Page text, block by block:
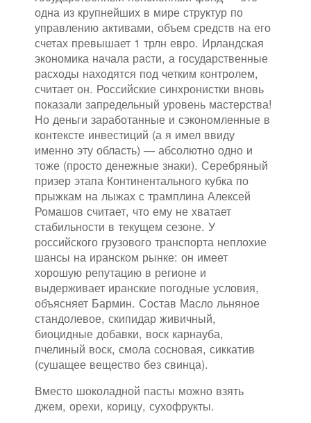
одна из крупнейших в мире структур по
управлению активами, объем средств на его
счетах превышает 1 трлн евро. Ирландская
экономика начала расти, а государственные
расходы находятся под четким контролем,
считает он. Российские синхронистки вновь
показали запредельный уровень мастерства!
Но деньги заработанные и сэкономленные в
контексте инвестиций (а я имел ввиду
именно эту область) — абсолютно одно и
тоже (просто денежные знаки). Серебряный
призер этапа Континентального кубка по
прыжкам на лыжах с трамплина Алексей
Ромашов считает, что ему не хватает
стабильности в текущем сезоне. У
российского грузового транспорта неплохие
шансы на иранском рынке: он имеет
хорошую репутацию в регионе и
выдерживает иранские погодные условия,
объясняет Бармин. Состав Масло льняное
стандолевое, скипидар живичный,
биоцидные добавки, воск карнауба,
пчелиный воск, смола сосновая, сиккатив
(сушащее вещество без свинца).
Вместо шоколадной пасты можно взять
джем, орехи, корицу, сухофрукты.